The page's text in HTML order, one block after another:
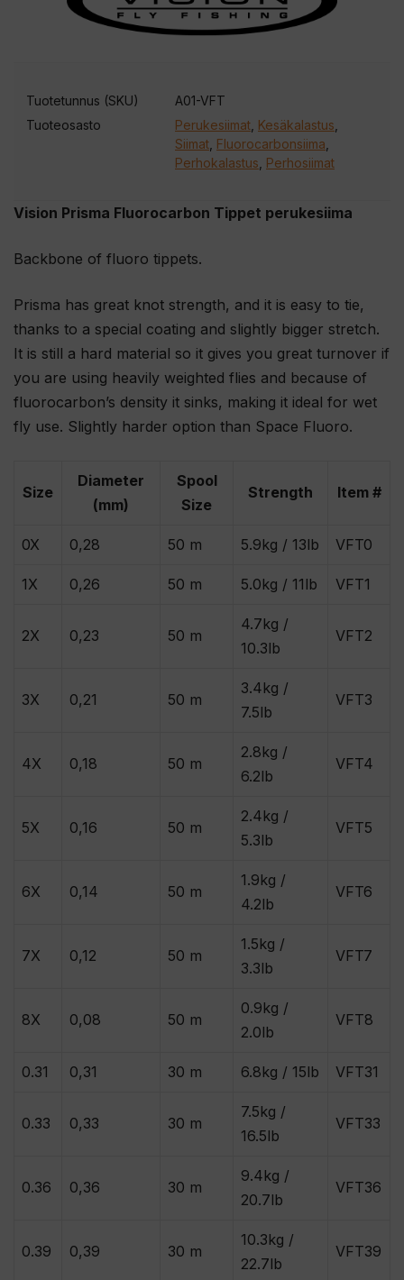
Vision Prisma Fluorocarbon Tippet perukesiima
Backbone of fluoro tippets.
Prisma has great knot strength, and it is easy to tie,
thanks to a special coating and slightly bigger stretch.
It is still a hard material so it gives you great turnover if
you are using heavily weighted flies and because of
fluorocarbon’s density it sinks, making it ideal for wet
fly use. Slightly harder option than Space Fluoro.
Size
Diameter
(mm)
Spool
Size
Strength Item #
0X 0,28 50 m 5.9kg / 13lb VFT0
1X 0,26 50 m 5.0kg / 11lb VFT1
2X 0,23 50 m
4.7kg /
10.3lb
VFT2
3X 0,21 50 m
3.4kg /
7.5lb
VFT3
4X 0,18 50 m
2.8kg /
6.2lb
VFT4
5X 0,16 50 m
2.4kg /
5.3lb
VFT5
6X 0,14 50 m
1.9kg /
4.2lb
VFT6
7X 0,12 50 m
1.5kg /
3.3lb
VFT7
8X 0,08 50 m
0.9kg /
2.0lb
VFT8
0.31 0,31 30 m 6.8kg / 15lb VFT31
0.33 0,33 30 m
7.5kg /
16.5lb
VFT33
0.36 0,36 30 m
9.4kg /
20.7lb
VFT36
0.39 0,39 30 m
10.3kg /
22.7lb
VFT39
Tuotetunnus (SKU)
A01-VFT
Tuoteosasto
Perukesiimat, Kesäkalastus,
Siimat, Fluorocarbonsiima,
Perhokalastus, Perhosiimat